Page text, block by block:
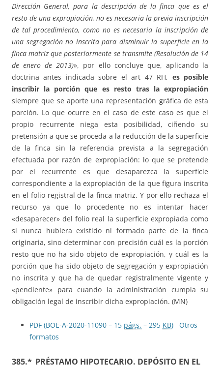
Dirección General, para la descripción de la finca que es el
resto de una expropiación, no es necesaria la previa inscripción
de tal procedimiento, como no es necesaria la inscripción de
una segregación no inscrita para disminuir la superficie en la
finca matriz que posteriormente se transmite (Resolución de 14
de enero de 2013)», por ello concluye que, aplicando la
doctrina antes indicada sobre el art 47 RH, es posible
inscribir la porción que es resto tras la expropiación
siempre que se aporte una representación gráfica de esta
porción. Lo que ocurre en el caso de este caso es que el
propio recurrente niega esta posibilidad, ciñendo su
pretensión a que se proceda a la reducción de la superficie
de la finca sin la referencia prevista a la segregación
efectuada por razón de expropiación: lo que se pretende
por el recurrente es que desaparezca la superficie
correspondiente a la expropiación de la que figura inscrita
en el folio registral de la finca matriz. Y por ello rechaza el
recurso ya que lo procedente no es intentar hacer
«desaparecer» del folio real la superficie expropiada como
si nunca hubiera existido ni formado parte de la finca
originaria, sino determinar con precisión cuál es la porción
resto que no ha sido objeto de expropiación, y cuál es la
porción que ha sido objeto de segregación y expropiación
no inscrita y que ha de quedar registralmente vigente y
«pendiente» para cuando la administración cumpla su
obligación legal de inscribir dicha expropiación. (MN)
PDF (BOE-A-2020-11090 – 15 págs. – 295 KB)
Otros
formatos
385.* PRÉSTAMO HIPOTECARIO. DEPÓSITO EN EL